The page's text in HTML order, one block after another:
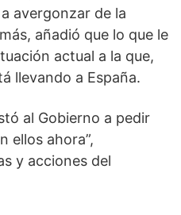
avergonzar de la
añadió que lo que le
actual a la que,
llevando a España.
al Gobierno a pedir
ellos ahora”,
y acciones del